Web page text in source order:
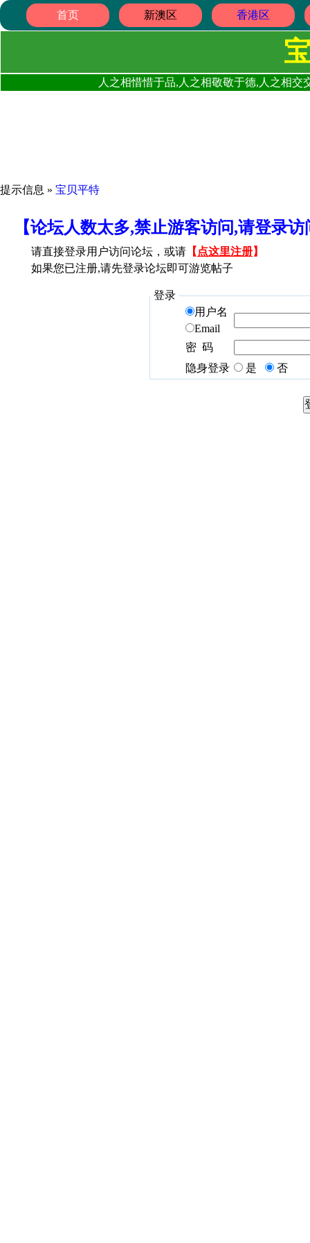
首页 新澳区 香港区
人之相惜惜于品,人之相敬敬于德,人之相
提示信息 » 宝贝平特
【论坛人数太多,禁止游客访问,请登录
请直接登录用户访问论坛，或请 【 点这里注册】
如果您已注册,请先登录论坛即可游览帖子
登录
用户名
Email
密 码
隐身登录
是 否